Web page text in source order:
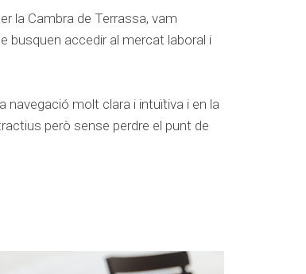
la Cambra de Terrassa, vam
busquen accedir al mercat laboral i
navegació molt clara i intuïtiva i en la
però sense perdre el punt de